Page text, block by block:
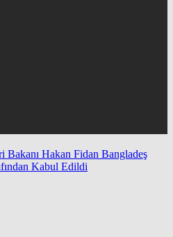
Bakanı Hakan Fidan Bangladeş
Kabul Edildi